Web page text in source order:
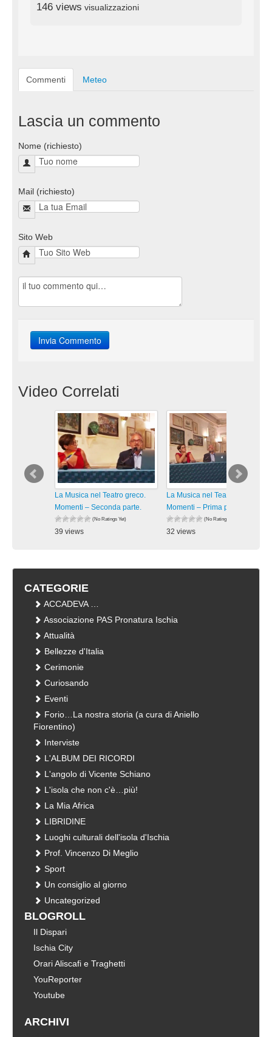
146 views visualizzazioni
Commenti Meteo
Lascia un commento
Nome (richiesto)
Mail (richiesto)
Sito Web
Video Correlati
La Musica nel Teatro greco.
Momenti – Seconda parte.
(No Ratings Yet)
39 views
La Musica nel Teatro Greco.
Momenti – Prima parte.
(No Ratings Yet)
32 views
CATEGORIE
ACCADEVA …
Associazione PAS Pronatura Ischia
Attualità
Bellezze d'Italia
Cerimonie
Curiosando
Eventi
Forio…La nostra storia (a cura di Aniello
Fiorentino)
Interviste
L'ALBUM DEI RICORDI
L'angolo di Vicente Schiano
L'isola che non c'è…più!
La Mia Africa
LIBRIDINE
Luoghi culturali dell'isola d'Ischia
Prof. Vincenzo Di Meglio
Sport
Un consiglio al giorno
Uncategorized
BLOGROLL
Il Dispari
Ischia City
Orari Aliscafi e Traghetti
YouReporter
Youtube
ARCHIVI